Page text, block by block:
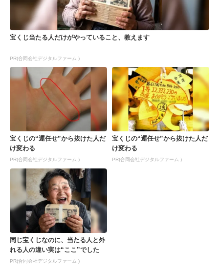
宝くじ当たる人だけがやっていること、教えます
PR(合同会社デジタルファーム )
宝くじの“運任せ”から抜けた人だ
け変わる
PR(合同会社デジタルファーム )
宝くじの“運任せ”から抜けた人だ
け変わる
PR(合同会社デジタルファーム )
同じ宝くじなのに、当たる人と外
れる人の違い実は“ここ”でした
PR(合同会社デジタルファーム )